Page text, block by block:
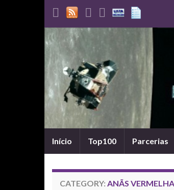
Início Top100 Parcerias
CATEGORY: ANÃS